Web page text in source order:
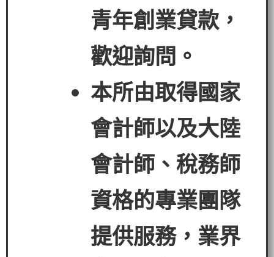
青年創業貸款，
歡迎詢問。
本所由取得國家
會計師以及大陸
會計師、稅務師
資格的專業團隊
提供服務，業界